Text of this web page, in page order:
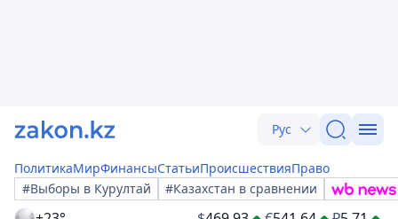
Рус
ПолитикаМирФинансыСтатьиПроисшествияПраво
#Выборы в Курултай
#Казахстан в сравнении